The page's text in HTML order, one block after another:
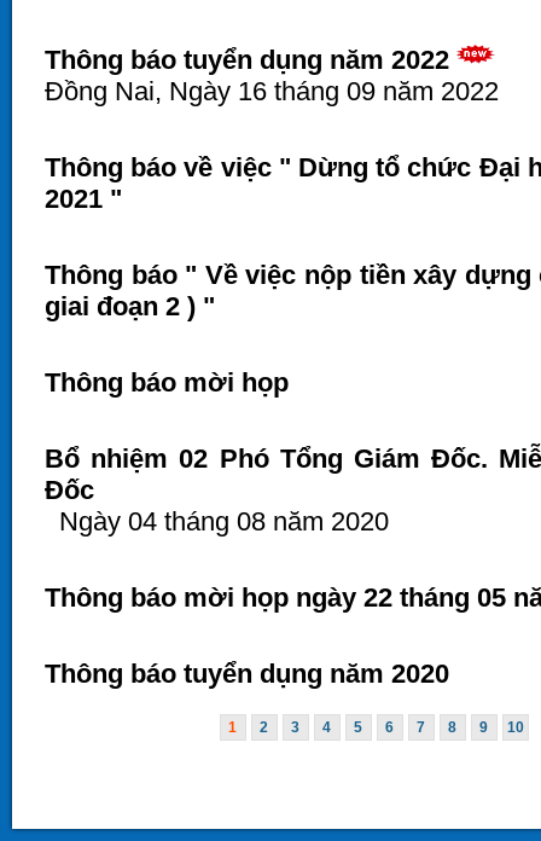
Thông báo tuyển dụng năm 2022
Đồng Nai, Ngày 16 tháng 09 năm 2022
Thông báo về việc " Dừng tổ chức Đại
2021 "
Thông báo " Về việc nộp tiền xây
giai đoạn 2 ) "
Thông báo mời họp
Bổ nhiệm 02 Phó Tổng Giám Đốc.
Đốc
Ngày 04 tháng 08 năm 2020
Thông báo mời họp ngày 22 tháng 05
Thông báo tuyển dụng năm 2020
1 2 3 4 5 6 7 8 9 10